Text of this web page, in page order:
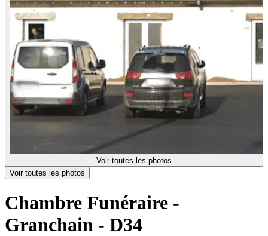
Voir toutes les photos
Voir toutes les photos
Chambre Funéraire -
Granchain - D34